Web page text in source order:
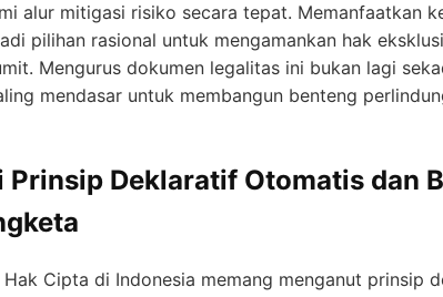
alur mitigasi risiko secara tepat. Memanfaatkan
pilihan rasional untuk mengamankan hak
Mengurus dokumen legalitas ini bukan lagi
mendasar untuk membangun benteng
Prinsip Deklaratif Otomatis dan
Cipta di Indonesia memang menganut